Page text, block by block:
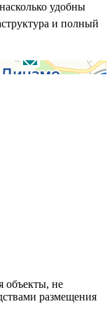
удобны
и полный
объекты, не
размещения